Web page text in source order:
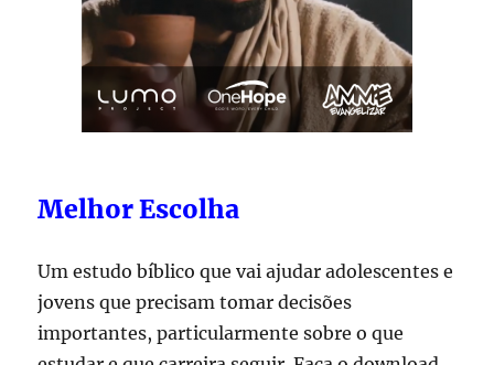
Melhor Escolha
Um estudo bíblico que vai ajudar adolescentes e
jovens que precisam tomar decisões
importantes, particularmente sobre o que